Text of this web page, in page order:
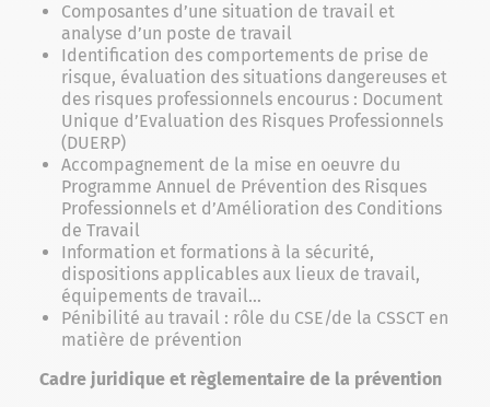
Composantes d’une situation de travail et
analyse d’un poste de travail
Identification des comportements de prise de
risque, évaluation des situations dangereuses et
des risques professionnels encourus : Document
Unique d’Evaluation des Risques Professionnels
(DUERP)
Accompagnement de la mise en oeuvre du
Programme Annuel de Prévention des Risques
Professionnels et d’Amélioration des Conditions
de Travail
Information et formations à la sécurité,
dispositions applicables aux lieux de travail,
équipements de travail…
Pénibilité au travail : rôle du CSE/de la CSSCT en
matière de prévention
Cadre juridique et règlementaire de la prévention